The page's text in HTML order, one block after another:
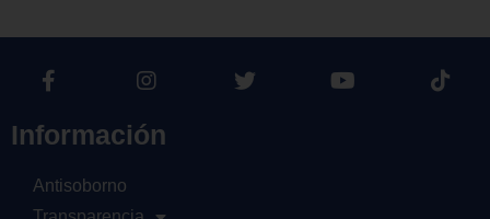
Información
Antisoborno